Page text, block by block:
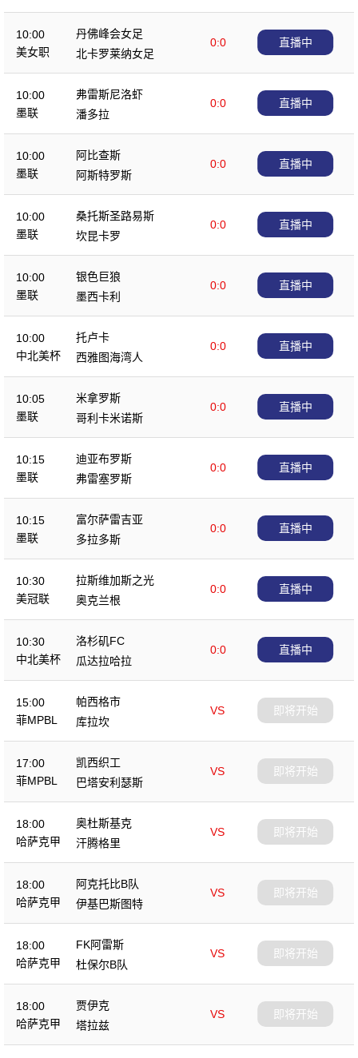
10:00
美女职
丹佛峰会女足
0:0
北卡罗莱纳女足
直播中
10:00
墨联
弗雷斯尼洛虾
0:0
潘多拉
直播中
10:00
墨联
阿比查斯
0:0
阿斯特罗斯
直播中
10:00
墨联
桑托斯圣路易斯
0:0
坎昆卡罗
直播中
10:00
墨联
银色巨狼
0:0
墨西卡利
直播中
10:00
中北美杯
托卢卡
0:0
西雅图海湾人
直播中
10:05
墨联
米拿罗斯
0:0
哥利卡米诺斯
直播中
10:15
墨联
迪亚布罗斯
0:0
弗雷塞罗斯
直播中
10:15
墨联
富尔萨雷吉亚
0:0
多拉多斯
直播中
10:30
美冠联
拉斯维加斯之光
0:0
奥克兰根
直播中
10:30
中北美杯
洛杉矶FC
0:0
瓜达拉哈拉
直播中
15:00
菲MPBL
帕西格市
VS
库拉坎
即将开始
17:00
菲MPBL
凯西织工
VS
巴塔安利瑟斯
即将开始
18:00
哈萨克甲
奥杜斯基克
VS
汗腾格里
即将开始
18:00
哈萨克甲
阿克托比B队
VS
伊基巴斯图特
即将开始
18:00
哈萨克甲
FK阿雷斯
VS
杜保尔B队
即将开始
18:00
哈萨克甲
贾伊克
VS
塔拉兹
即将开始